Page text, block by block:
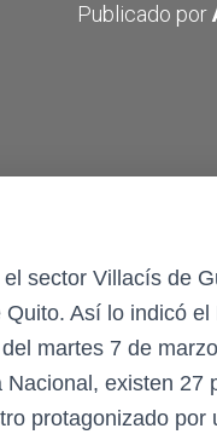
Publicado por
sector Villacís de
Así lo indicó
martes 7 de
existen 27
protagonizado por